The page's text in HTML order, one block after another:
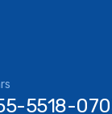
5518-